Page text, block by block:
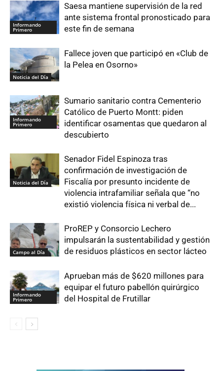
Informando
Primero
Saesa mantiene supervisión de la red
ante sistema frontal pronosticado para
este fin de semana
Noticia del Día
Fallece joven que participó en «Club de
la Pelea en Osorno»
Informando
Primero
Sumario sanitario contra Cementerio
Católico de Puerto Montt: piden
identificar osamentas que quedaron al
descubierto
Noticia del Día
Senador Fidel Espinoza tras
confirmación de investigación de
Fiscalía por presunto incidente de
violencia intrafamiliar señala que “no
existió violencia física ni verbal de...
Campo al Día
ProREP y Consorcio Lechero
impulsarán la sustentabilidad y gestión
de residuos plásticos en sector lácteo
Informando
Primero
Aprueban más de $620 millones para
equipar el futuro pabellón quirúrgico
del Hospital de Frutillar